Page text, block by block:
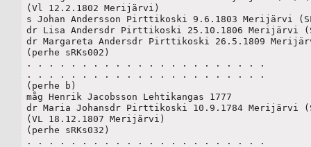
(Vl 12.2.1802 Merijärvi)
s Johan Andersson Pirttikoski 9.6.1803 Merijärvi
dr Lisa Andersdr Pirttikoski 25.10.1806 Merijärvi
dr Margareta Andersdr Pirttikoski 26.5.1809
(perhe sRKs002)
. . . . . . . . . . . . . . . . . . . . . .
. . . . . . . . . . . . . . . . . . . . . .
(perhe b)
måg Henrik Jacobsson Lehtikangas 1777
dr Maria Johansdr Pirttikoski 10.9.1784 Merijärvi
(VL 18.12.1807 Merijärvi)
(perhe sRKs032)
. . . . . . . . . . . . . . . . . . . . . .